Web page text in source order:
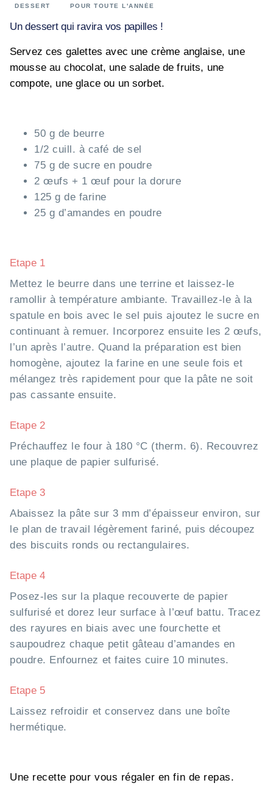
DESSERT POUR TOUTE L'ANNÉE
Un dessert qui ravira vos papilles !
Servez ces galettes avec une crème anglaise, une
mousse au chocolat, une salade de fruits, une
compote, une glace ou un sorbet.
50 g de beurre
1/2 cuill. à café de sel
75 g de sucre en poudre
2 œufs + 1 œuf pour la dorure
125 g de farine
25 g d’amandes en poudre
Etape 1
Mettez le beurre dans une terrine et laissez-le
ramollir à température ambiante. Travaillez-le à la
spatule en bois avec le sel puis ajoutez le sucre en
continuant à remuer. Incorporez ensuite les 2 œufs,
l’un après l’autre. Quand la préparation est bien
homogène, ajoutez la farine en une seule fois et
mélangez très rapidement pour que la pâte ne soit
pas cassante ensuite.
Etape 2
Préchauffez le four à 180 °C (therm. 6). Recouvrez
une plaque de papier sulfurisé.
Etape 3
Abaissez la pâte sur 3 mm d’épaisseur environ, sur
le plan de travail légèrement fariné, puis découpez
des biscuits ronds ou rectangulaires.
Etape 4
Posez-les sur la plaque recouverte de papier
sulfurisé et dorez leur surface à l’œuf battu. Tracez
des rayures en biais avec une fourchette et
saupoudrez chaque petit gâteau d’amandes en
poudre. Enfournez et faites cuire 10 minutes.
Etape 5
Laissez refroidir et conservez dans une boîte
hermétique.
Une recette pour vous régaler en fin de repas.